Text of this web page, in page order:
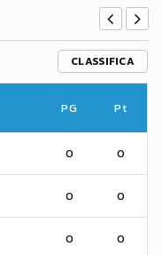
CLASSIFICA
PG Pt
0 0
0 0
0 0